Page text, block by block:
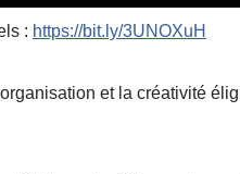
: https://bit.ly/3UNOXuH
et la créativité